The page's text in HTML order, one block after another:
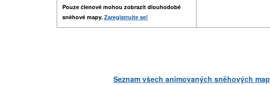
Pouze členové mohou zobrazit dlouhodobé
sněhové mapy. Zaregistrujte se!
Seznam všech animovaných sněhových map